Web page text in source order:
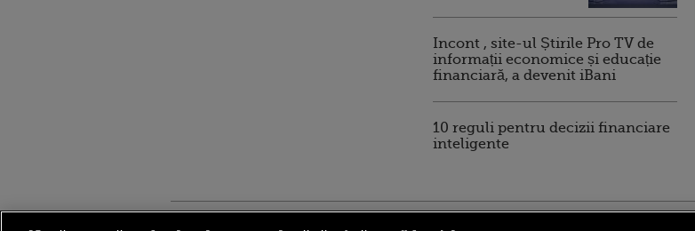
Incont , site-ul Știrile Pro TV de
informații economice și educație
financiară, a devenit iBani
10 reguli pentru decizii financiare
inteligente